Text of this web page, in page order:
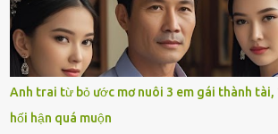
con đi biển hai ngày, để nó được ngắm sóng,
sẽ kể cho em nghe cả tuần không hết chuyện.”
hiền, vuốt tóc vợ. Bà Hạnh nhìn chồng và con
lòng cũng rộn ràng. Bà vốn ít có dịp đi xa vì còn
nên lần này cũng đành ở nhà. Thảo ôm chầm
“Con sẽ nhặt thật nhiều vỏ sò cho mẹ nhé!”
Anh trai từ bỏ ước mơ nuôi 3 em gái thành tài,
hối hận quá muộn